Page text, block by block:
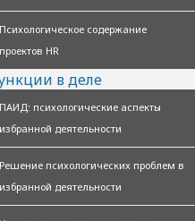
Психологическое содержание
проектов HR
в деле
ПАИД: психологические аспекты
избранной деятельности
Решение психологических проблем в
избранной деятельности